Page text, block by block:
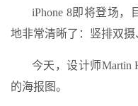
iPhone 8即将登场
地非常清晰了：竖排双摄
今天，设计师Martin
的海报图。